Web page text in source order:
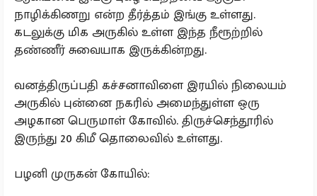
நாழிக்கிணறு என்ற தீர்த்தம் இங்கு உள்ளது.
கடலுக்கு மிக அருகில் உள்ள இந்த நீரூற்றில்
தண்ணீர் சுவையாக இருக்கின்றது.
வனத்திருப்பதி கச்சனாவிளை இரயில் நிலையம்
அருகில் புன்னை நகரில் அமைந்துள்ள ஒரு
அழகான பெருமாள் கோவில். திருச்செந்தூரில்
இருந்து 20 கிமீ தொலைவில் உள்ளது.
பழனி முருகன் கோயில்: